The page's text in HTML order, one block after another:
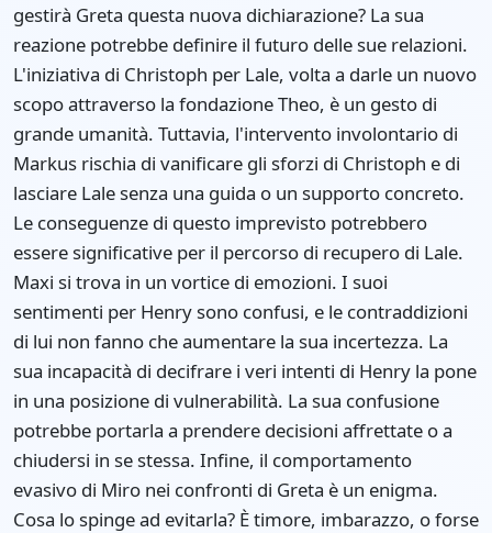
gestirà Greta questa nuova dichiarazione? La sua
reazione potrebbe definire il futuro delle sue relazioni.
L'iniziativa di Christoph per Lale, volta a darle un nuovo
scopo attraverso la fondazione Theo, è un gesto di
grande umanità. Tuttavia, l'intervento involontario di
Markus rischia di vanificare gli sforzi di Christoph e di
lasciare Lale senza una guida o un supporto concreto.
Le conseguenze di questo imprevisto potrebbero
essere significative per il percorso di recupero di Lale.
Maxi si trova in un vortice di emozioni. I suoi
sentimenti per Henry sono confusi, e le contraddizioni
di lui non fanno che aumentare la sua incertezza. La
sua incapacità di decifrare i veri intenti di Henry la pone
in una posizione di vulnerabilità. La sua confusione
potrebbe portarla a prendere decisioni affrettate o a
chiudersi in se stessa. Infine, il comportamento
evasivo di Miro nei confronti di Greta è un enigma.
Cosa lo spinge ad evitarla? È timore, imbarazzo, o forse